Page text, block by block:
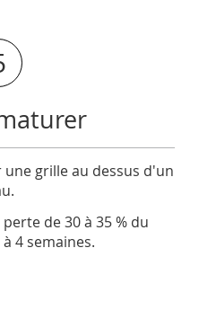
grille au dessus d'un
de 30 à 35 % du
4 semaines.